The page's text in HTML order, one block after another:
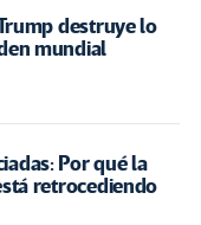
destruye lo
mundial
Por qué la
retrocediendo